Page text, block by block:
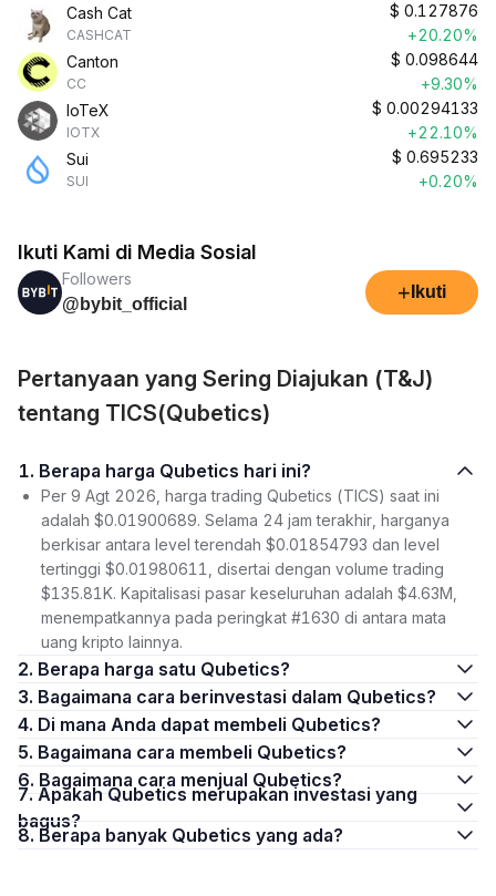
Cash Cat
CASHCAT
$ 0.127876
+20.20%
Canton
CC
$ 0.098644
+9.30%
IoTeX
IOTX
$ 0.00294133
+22.10%
Sui
SUI
$ 0.695233
+0.20%
Ikuti Kami di Media Sosial
Followers
@bybit_official
+ Ikuti
Pertanyaan yang Sering Diajukan (T&J)
tentang TICS(Qubetics)
1. Berapa harga Qubetics hari ini?
Per 9 Agt 2026, harga trading Qubetics (TICS) saat ini
adalah $0.01900689. Selama 24 jam terakhir, harganya
berkisar antara level terendah $0.01854793 dan level
tertinggi $0.01980611, disertai dengan volume trading
$135.81K. Kapitalisasi pasar keseluruhan adalah $4.63M,
menempatkannya pada peringkat #1630 di antara mata
uang kripto lainnya.
2. Berapa harga satu Qubetics?
3. Bagaimana cara berinvestasi dalam Qubetics?
4. Di mana Anda dapat membeli Qubetics?
5. Bagaimana cara membeli Qubetics?
6. Bagaimana cara menjual Qubetics?
7. Apakah Qubetics merupakan investasi yang
bagus?
8. Berapa banyak Qubetics yang ada?